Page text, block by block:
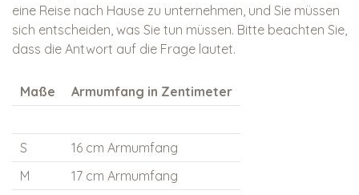
eine Reise nach Hause zu unternehmen, und Sie müssen
sich entscheiden, was Sie tun müssen. Bitte beachten Sie,
dass die Antwort auf die Frage lautet.
Maße Armumfang in Zentimeter
S
16 cm Armumfang
M
17 cm Armumfang